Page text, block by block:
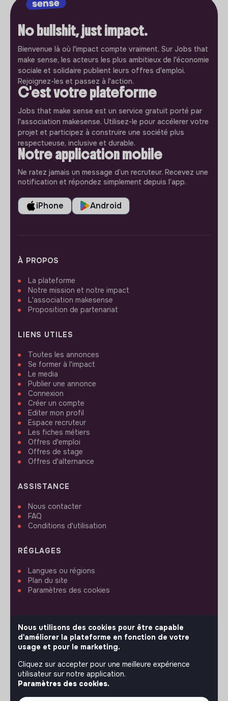
No bullshit, just impact.
Bienvenue là où l'impact compte vraiment. Sur Jobs that
make sense, les acteurs les plus ambitieux de l'économie
sociale et solidaire publient leurs offres d'emploi.
Rejoignez-les et passez à l'action.
C'est votre plateforme
Jobs that make sense est un service gratuit porté par
l'association makesense. Utilisez-le pour accélerer votre
projet et participez à construire une société plus
respectueuse, inclusive et durable.
Notre application mobile
Ne ratez jamais un message d’un recruteur. Recevez une
notification et répondez simplement depuis l’app.
iPhone Android
À PROPOS
La plateforme
Notre mission et notre impact
L'association makesense
Proposition de partenariat
LIENS UTILES
Toutes les annonces
Se former à l'impact
Le media
Publier une annonce
Connexion
Créer un compte
Editer mon profil
Espace recruteur
Les fiches métiers
Offres d'emploi
Offres de stage
Offres d'alternance
ASSISTANCE
Nous contacter
FAQ
Conditions d'utilisation
RÉGLAGES
Langues ou régions
Plan du site
Paramètres des cookies
SUIVEZ-NOUS
© 2026 jobs that makesense.
Nous utilisons des cookies pour être capable
d'améliorer la plateforme en fonction de votre
usage et pour le marketing.
Cliquez sur accepter pour une meilleure expérience
utilisateur sur notre application.
Paramètres des cookies.